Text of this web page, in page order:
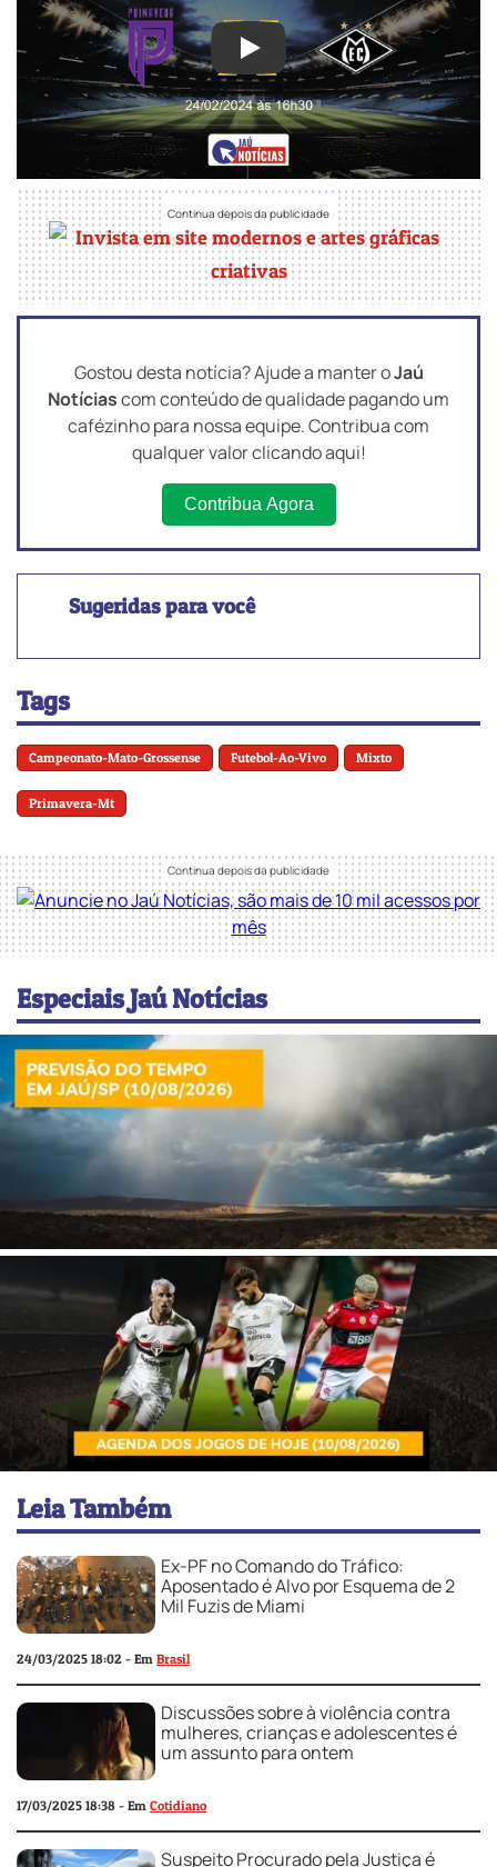
Play
Gostou desta notícia? Ajude a manter oJaú
Notíciascom conteúdo de qualidade pagando um
cafézinho para nossa equipe. Contribua com
qualquer valor clicando aqui!
Contribua Agora
Sugeridas para você
Tags
Campeonato-Mato-Grossense Futebol-Ao-Vivo Mixto
Primavera-Mt
Especiais Jaú Notícias
Leia Também
Ex-PF no Comando do Tráfico:
Aposentado é Alvo por Esquema de 2
Mil Fuzis de Miami
24/03/2025 18:02 - Em Brasil
Discussões sobre à violência contra
mulheres, crianças e adolescentes é
um assunto para ontem
17/03/2025 18:38 - Em Cotidiano
Suspeito Procurado pela Justiça é